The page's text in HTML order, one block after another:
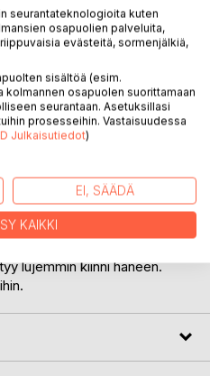
ja tuntee kauhun vapinan
matalaa ääntä. Kuin jokin
vasen dopis alkaa täristä kuin
lujemmin kiinni häneen.
seurantateknologioita kuten
osapuolien palveluita,
evästeitä, sormenjälkiä,
sisältöä (esim.
kolmannen osapuolen suorittamaan
seurantaan. Asetuksillasi
prosesseihin. Vastaisuudessa
Julkaisutiedot)
EI, SÄÄDÄ
KAIKKI